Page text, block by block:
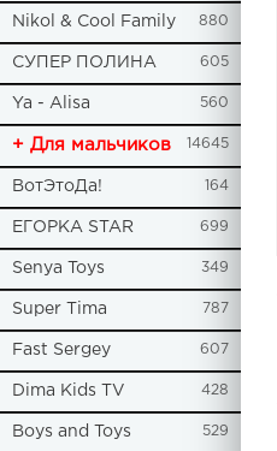
Nikol & Cool Family 880
СУПЕР ПОЛИНА 605
Ya - Alisa 560
+ Для мальчиков 14645
ВотЭтоДа! 164
ЕГОРКА STAR 699
Senya Toys 349
Super Tima 787
Fast Sergey 607
Dima Kids TV 428
Boys and Toys 529